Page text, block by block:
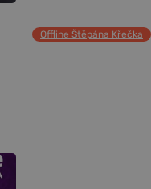
Offline Štěpána Křečka